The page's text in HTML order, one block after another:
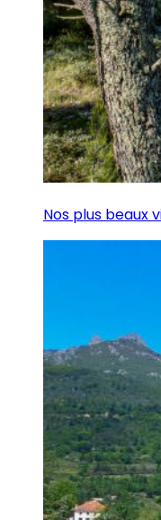
Nos plus beaux